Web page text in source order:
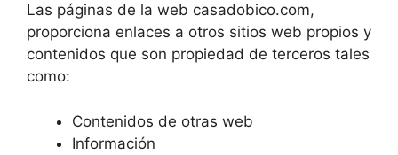
Las páginas de la web casadobico.com,
proporciona enlaces a otros sitios web propios y
contenidos que son propiedad de terceros tales
como:
Contenidos de otras web
Información